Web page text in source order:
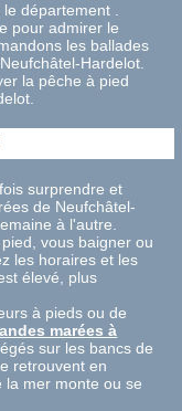
département .
pour admirer le
les ballades
Hardelot.
la pêche à pied
surprendre et
de Neufchâtel-
à l'autre.
vous baigner ou
les horaires et les
élevé, plus
à pieds ou de
marées à
sur les bancs de
retrouvent en
la mer monte ou se